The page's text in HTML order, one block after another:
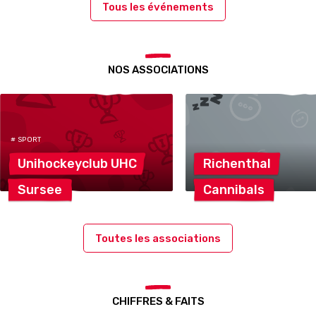
Tous les événements
NOS ASSOCIATIONS
# SPORT
Unihockeyclub UHC
Sursee
Richenthal
Cannibals
Toutes les associations
CHIFFRES & FAITS